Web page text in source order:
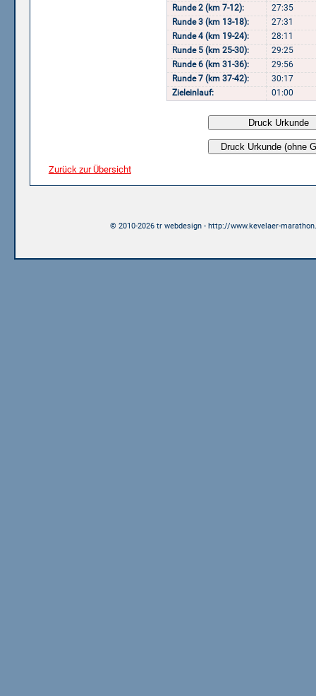
Runde 2 (km 7-12):
27:35
Runde 3 (km 13-18):
27:31
Runde 4 (km 19-24):
28:11
Runde 5 (km 25-30):
29:25
Runde 6 (km 31-36):
29:56
Runde 7 (km 37-42):
30:17
Zieleinlauf:
01:00
Zurück zur Übersicht
© 2010-2026 tr webdesign - http://www.kevelaer-